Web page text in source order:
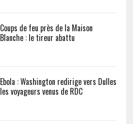
Coups de feu près de la Maison
Blanche : le tireur abattu
Ebola : Washington redirige vers Dulles
les voyageurs venus de RDC